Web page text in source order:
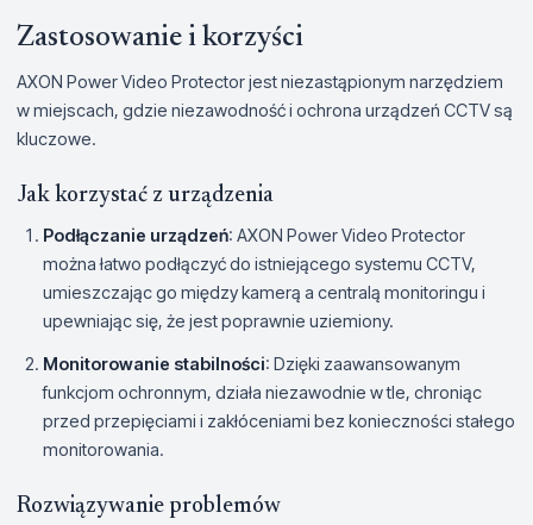
Zastosowanie i korzyści
AXON Power Video Protector jest niezastąpionym narzędziem
w miejscach, gdzie niezawodność i ochrona urządzeń CCTV są
kluczowe.
Jak korzystać z urządzenia
Podłączanie urządzeń: AXON Power Video Protector
można łatwo podłączyć do istniejącego systemu CCTV,
umieszczając go między kamerą a centralą monitoringu i
upewniając się, że jest poprawnie uziemiony.
Monitorowanie stabilności: Dzięki zaawansowanym
funkcjom ochronnym, działa niezawodnie w tle, chroniąc
przed przepięciami i zakłóceniami bez konieczności stałego
monitorowania.
Rozwiązywanie problemów